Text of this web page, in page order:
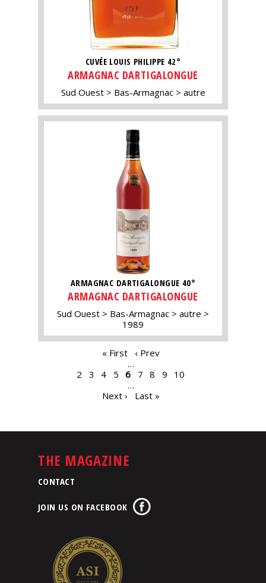
CUVÉE LOUIS PHILIPPE 42°
ARMAGNAC DARTIGALONGUE
Sud Ouest Bas-Armagnac autre
ARMAGNAC DARTIGALONGUE 40°
ARMAGNAC DARTIGALONGUE
Sud Ouest Bas-Armagnac
autre
1989
« First
‹ Prev
…
2
3 4 5 6 7 8 9
10
…
Next ›
Last »
THE MAGAZINE
CONTACT
JOIN US ON FACEBOOK